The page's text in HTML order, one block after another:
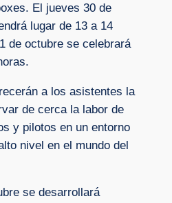
El jueves 30 de
lugar de 13 a 14
de octubre se celebrará
a los asistentes la
de cerca la labor de
y pilotos en un entorno
nivel en el mundo del
se desarrollará